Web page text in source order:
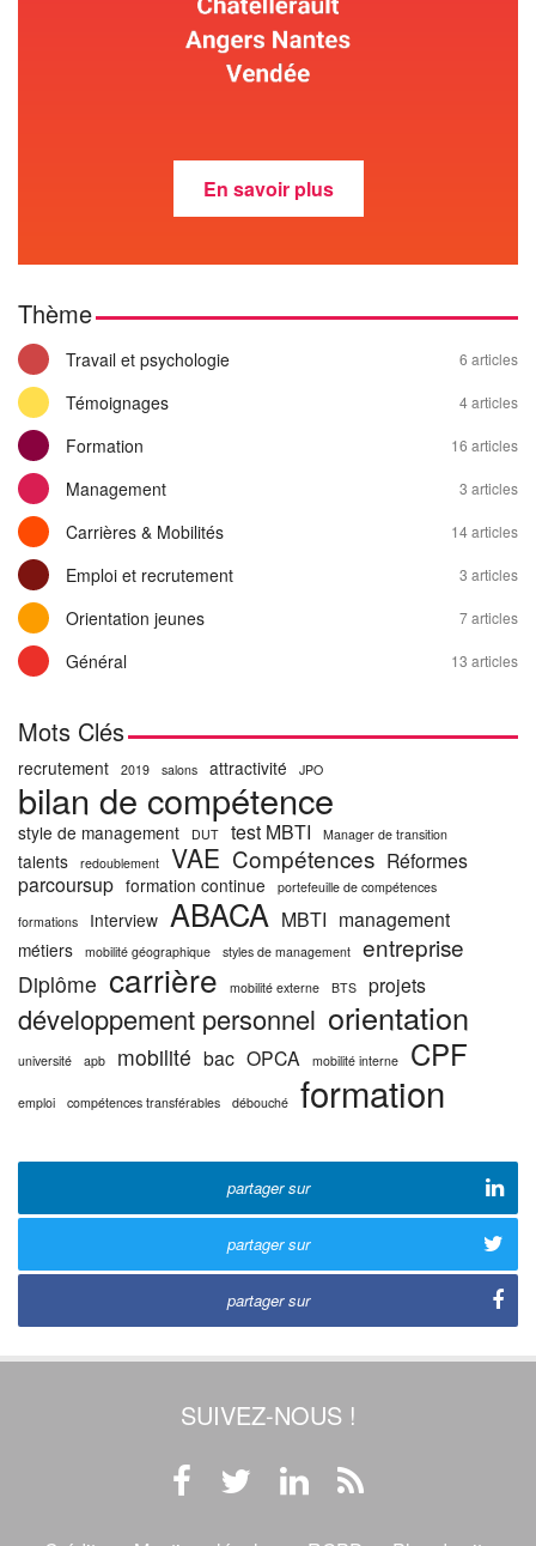
En savoir plus
Thème
Travail et psychologie 6 articles
Témoignages 4 articles
Formation 16 articles
Management 3 articles
Carrières & Mobilités 14 articles
Emploi et recrutement 3 articles
Orientation jeunes 7 articles
Général 13 articles
Mots Clés
recrutement 2019 salons attractivité JPO
bilan de compétence
style de management DUT test MBTI Manager de transition
talents redoublement VAE Compétences Réformes
parcoursup formation continue
portefeuille de compétences
formations
Interview ABACA MBTI management
métiers mobilité géographique styles de management entreprise
Diplôme carrière mobilité externe BTS projets
développement personnel orientation
université apb mobilité bac OPCA mobilité interne CPF
emploi compétences transférables débouché formation
partager sur
partager sur
partager sur
SUIVEZ-NOUS !